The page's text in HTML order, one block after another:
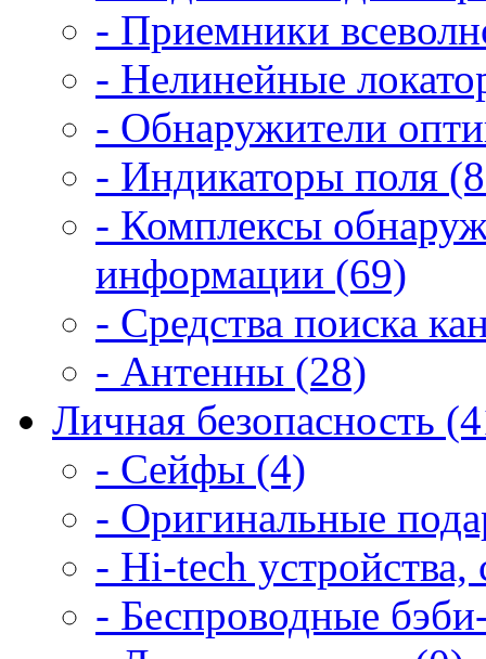
- Приемники
- Нелинейные
- Обнаружители
- Индикаторы поля
- Комплексы
информации (69)
- Средства поиска
- Антенны (28)
Личная безопасность
- Сейфы (4)
- Оригинальные
- Hi-tech
- Беспроводные